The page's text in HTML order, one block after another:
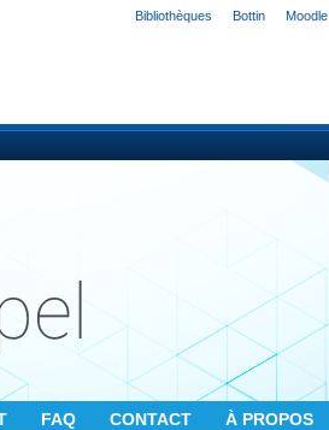
Bibliothèques Bottin Moodle
FAQ CONTACT À PROPOS